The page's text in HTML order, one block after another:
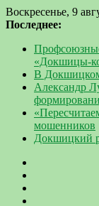
Воскресенье, 9
Последнее:
«Докшицы-
В Докшицком
Александр
мошенников
Докшицкий